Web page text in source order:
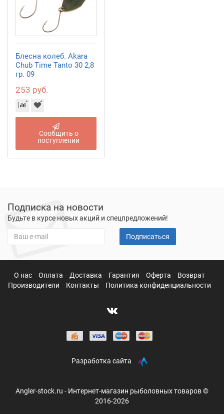
Блесна колеб. Akara
Chub Time Tanto 30 2,8
гр. 09
253 руб.
Сообщить о
поступлении
Подписка на новости
Будьте в курсе новых акций и спецпредложений!
Подписаться
О нас Оплата Доставка Гарантия Оферта
Возврат
Производители
Контакты Политика конфиденциальности
Разработка сайта
Angler-stock.ru - Интернет-магазин рыболовных товаров ©
2016-2026